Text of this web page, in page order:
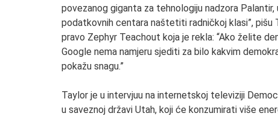
povezanog giganta za tehnologiju nadzora
podatkovnih centara naštetiti radničkoj klasi”, pišu
pravo Zephyr Teachout koja je rekla: “Ako želite
Google nema namjeru sjediti za bilo kakvim
pokažu snagu.”
Taylor je u intervjuu na internetskoj televiziji
u saveznoj državi Utah, koji će konzumirati više